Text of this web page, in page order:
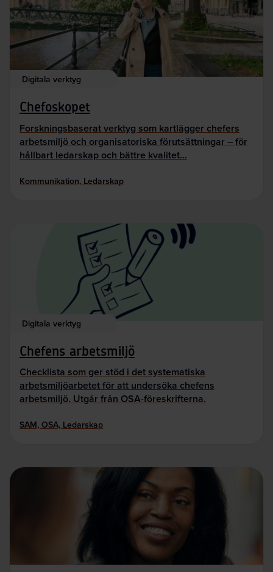
Digitala verktyg
Chefoskopet
Forskningsbaserat verktyg som kartlägger chefers
arbetsmiljö och organisatoriska förutsättningar – för
hållbart ledarskap och bättre kvalitet…
Kommunikation, Ledarskap
Digitala verktyg
Chefens arbetsmiljö
Checklista som ger stöd i det systematiska
arbetsmiljöarbetet för att undersöka chefens
arbetsmiljö. Utgår från OSA-föreskrifterna.
SAM, OSA, Ledarskap